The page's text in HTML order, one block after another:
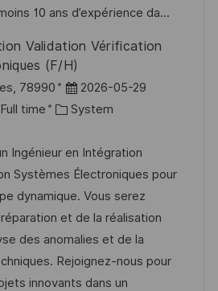
10 ans d’expérience da...
Validation Vérification
(F/H)
78990
P
o
t
e
d
D
a
t
e
2026-05-29
Full time
C
t
e
g
o
r
y
System
Ingénieur en Intégration
Systèmes Électroniques pour
dynamique. Vous serez
et de la réalisation
des anomalies et de la
Rejoignez-nous pour
innovants dans un